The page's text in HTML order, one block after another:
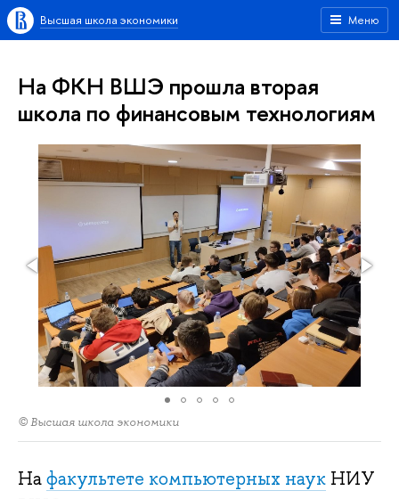
Меню
Высшая школа экономики
На ФКН ВШЭ прошла вторая
школа по финансовым технологиям
© Высшая школа экономики
Нафакультете компьютерных наук НИУ